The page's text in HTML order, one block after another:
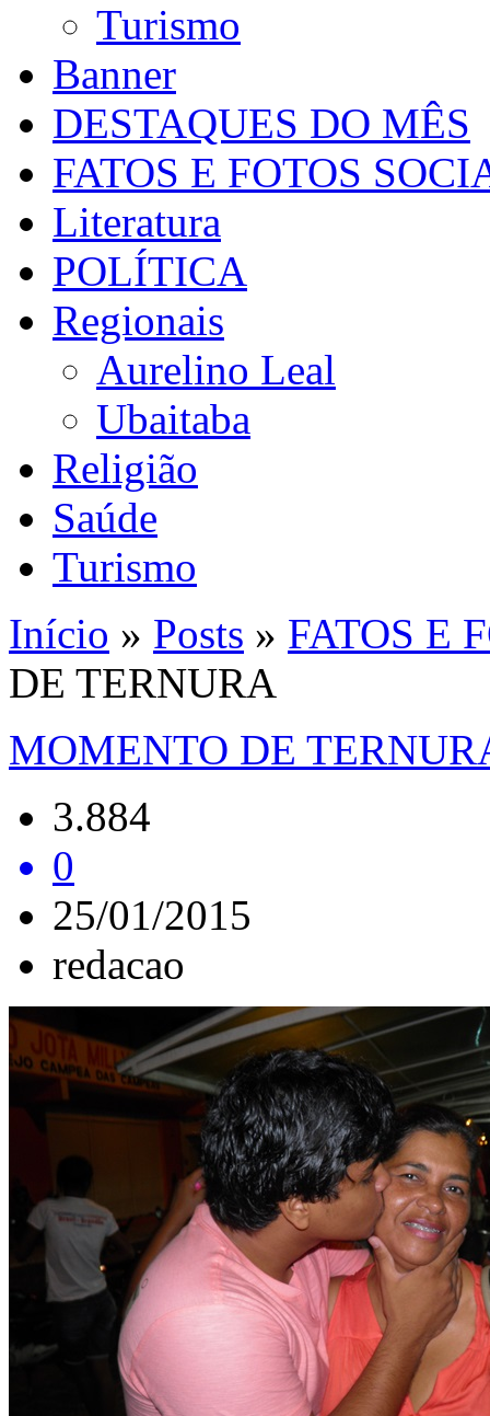
Turismo
Banner
DESTAQUES DO MÊS
FATOS E FOTOS
Literatura
POLÍTICA
Regionais
Aurelino Leal
Ubaitaba
Religião
Saúde
Turismo
Início » Posts » FATOS E
DE TERNURA
MOMENTO DE
3.884
0
25/01/2015
redacao